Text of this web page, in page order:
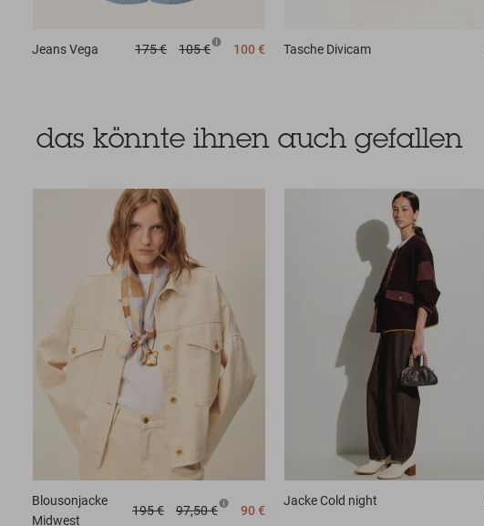
JeansVega 175 € 105 € 100 € Tasche Divicam
das könnte ihnen auch gefallen
Blousonjacke
Midwest
195 € 97,50 € 90 €
JackeCold night